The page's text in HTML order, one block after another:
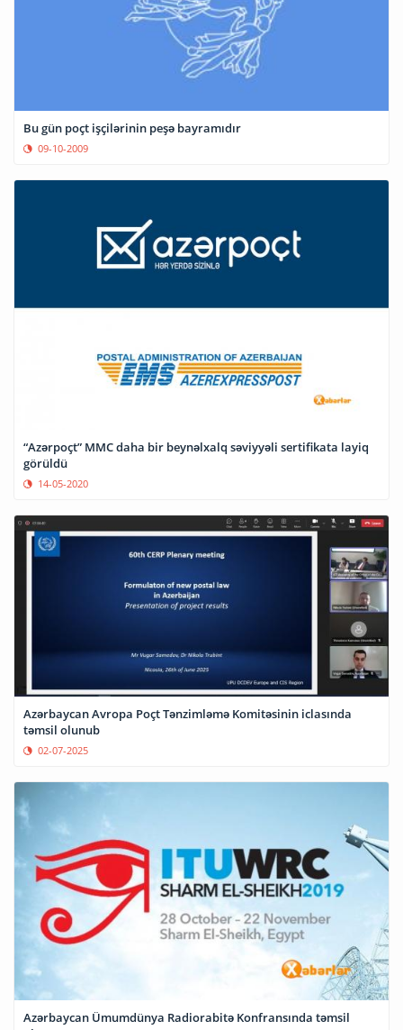
Bu gün poçt işçilərinin peşə bayramıdır
09-10-2009
“Azərpoçt” MMC daha bir beynəlxalq səviyyəli sertifikata layiq
görüldü
14-05-2020
Azərbaycan Avropa Poçt Tənzimləmə Komitəsinin iclasında
təmsil olunub
02-07-2025
Azərbaycan Ümumdünya Radiorabitə Konfransında təmsil